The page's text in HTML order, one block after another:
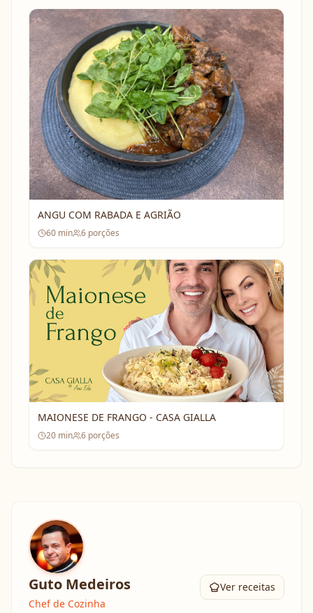
ANGU COM RABADA E AGRIÃO
60 min 6 porções
MAIONESE DE FRANGO - CASA GIALLA
20 min 6 porções
Guto Medeiros
Chef de Cozinha
Ver receitas